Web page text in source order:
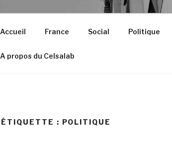
Accueil France Social Politique
A propos du Celsalab
ÉTIQUETTE : POLITIQUE